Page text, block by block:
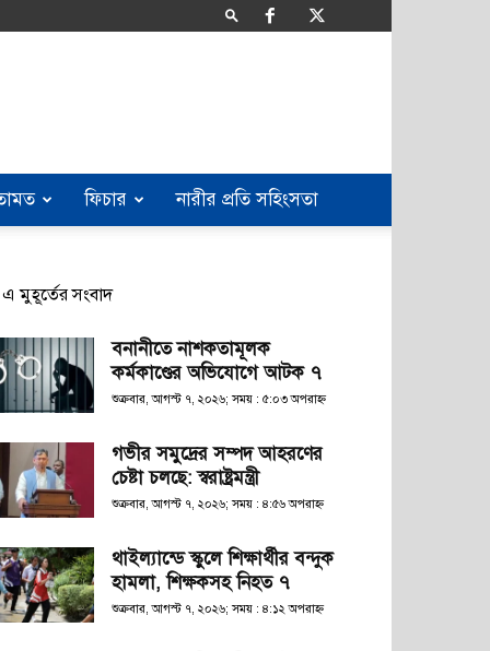
ফিচার নারীর প্রতি সহিংসতা
এ মুহূর্তের সংবাদ
বনানীতে নাশকতামূলক
কর্মকাণ্ডের অভিযোগে আটক ৭
শুক্রবার, আগস্ট ৭, ২০২৬; সময় : ৫:০৩ অপরাহ্ণ
গভীর সমুদ্রের সম্পদ আহরণের
চেষ্টা চলছে: স্বরাষ্ট্রমন্ত্রী
শুক্রবার, আগস্ট ৭, ২০২৬; সময় : ৪:৫৬ অপরাহ্ণ
থাইল্যান্ডে স্কুলে শিক্ষার্থীর বন্দুক
হামলা, শিক্ষকসহ নিহত ৭
শুক্রবার, আগস্ট ৭, ২০২৬; সময় : ৪:১২ অপরাহ্ণ